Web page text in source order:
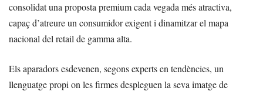
consolidat una proposta premium cada vegada més atractiva,
capaç d’atreure un consumidor exigent i dinamitzar el mapa
nacional del retail de gamma alta.
Els aparadors esdevenen, segons experts en tendències, un
llenguatge propi on les firmes despleguen la seva imatge de